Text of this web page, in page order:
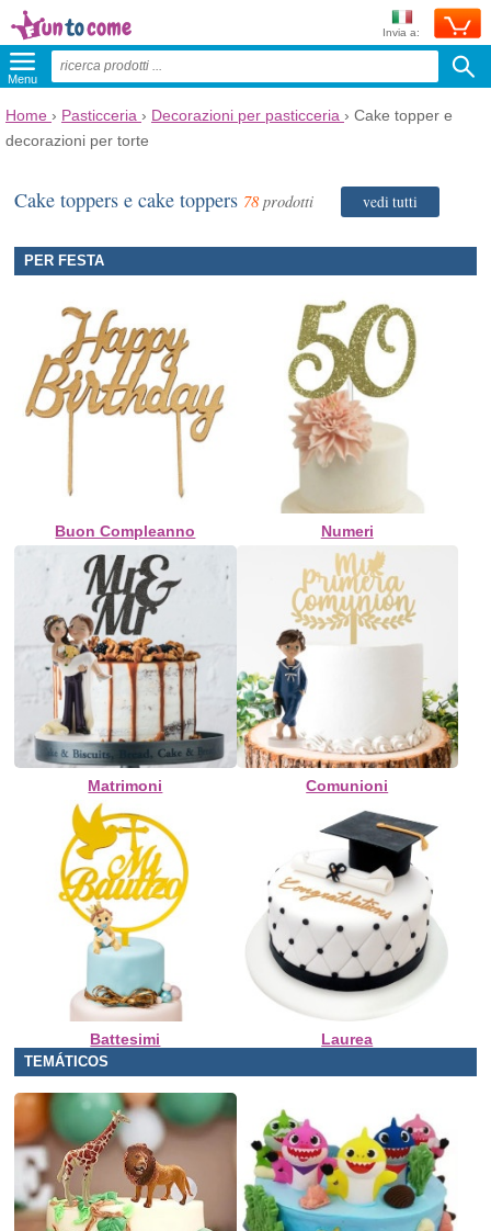
Invia a:
Menu
Home › Pasticceria › Decorazioni per pasticceria › Cake topper e
decorazioni per torte
Cake toppers e cake toppers 78 prodotti vedi tutti
PER FESTA
Buon Compleanno Numeri
Matrimoni Comunioni
Battesimi Laurea
TEMÁTICOS